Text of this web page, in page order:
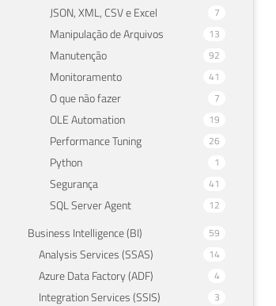
JSON, XML, CSV e Excel 7
Manipulação de Arquivos 13
Manutenção 92
Monitoramento 41
O que não fazer 7
OLE Automation 19
Performance Tuning 26
Python 1
Segurança 41
SQL Server Agent 12
Business Intelligence (BI) 59
Analysis Services (SSAS) 14
Azure Data Factory (ADF) 4
Integration Services (SSIS) 3